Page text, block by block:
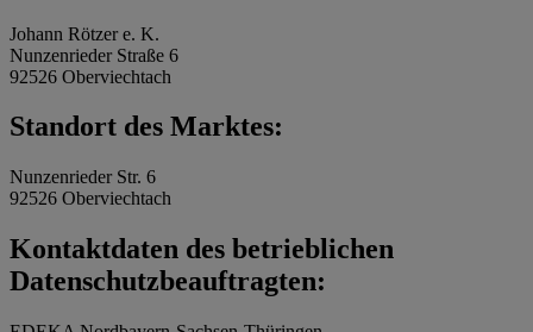
Johann Rötzer e. K.
Nunzenrieder Straße 6
92526 Oberviechtach
Standort des Marktes:
Nunzenrieder Str. 6
92526 Oberviechtach
Kontaktdaten des betrieblichen
Datenschutzbeauftragten: